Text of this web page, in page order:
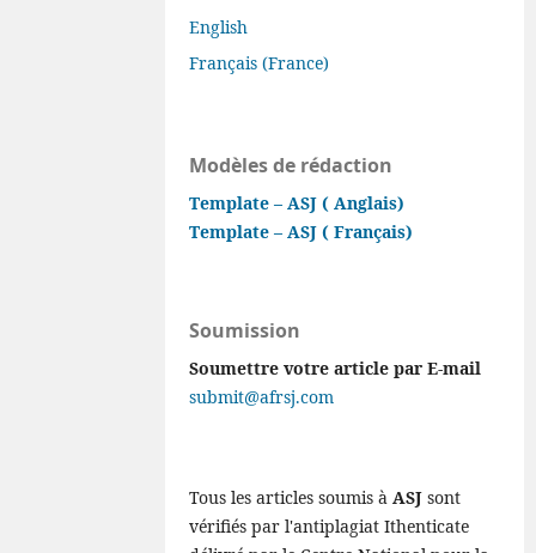
English
Français (France)
Modèles de rédaction
Template – ASJ ( Anglais)
Template – ASJ ( Français)
Soumission
Soumettre votre article par E-mail
submit@afrsj.com
Tous les articles soumis à ASJ sont
vérifiés par l'antiplagiat Ithenticate